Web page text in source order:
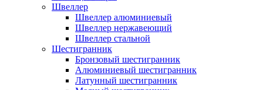
Швеллер
Швеллер алюминиевый
Швеллер нержавеющий
Швеллер стальной
Шестигранник
Бронзовый шестигранник
Алюминиевый шестигранник
Латунный шестигранник